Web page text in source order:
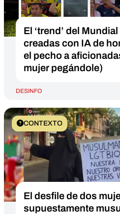
El ‘trend’ del
creadas con IA de
el pecho a
mujer pegándole)
DESINFO
CONTEXTO
El desfile de dos
supuestamente